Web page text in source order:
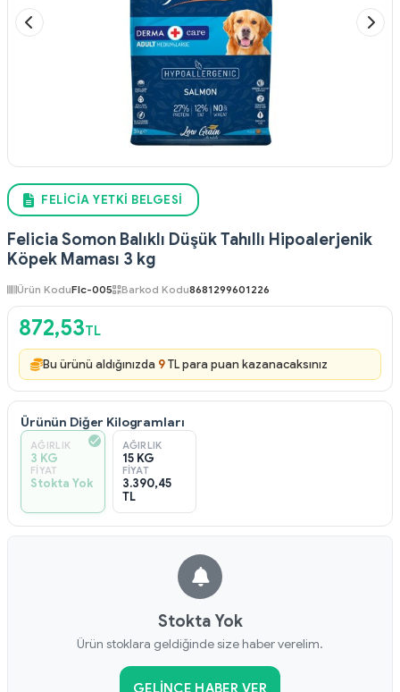
FELICIA YETKI BELGESI
Felicia Somon Balıklı Düşük Tahıllı Hipoalerjenik
Köpek Maması 3 kg
Ürün KoduFlc-005 Barkod Kodu8681299601226
872,53TL
Bu ürünü aldığınızda 9TL para puan kazanacaksınız
Ürünün Diğer Kilogramları
AĞIRLIK
3 KG
FIYAT
Stokta Yok
AĞIRLIK
15 KG
FIYAT
3.390,45
TL
Stokta Yok
Ürün stoklara geldiğinde size haber verelim.
GELINCE HABER VER